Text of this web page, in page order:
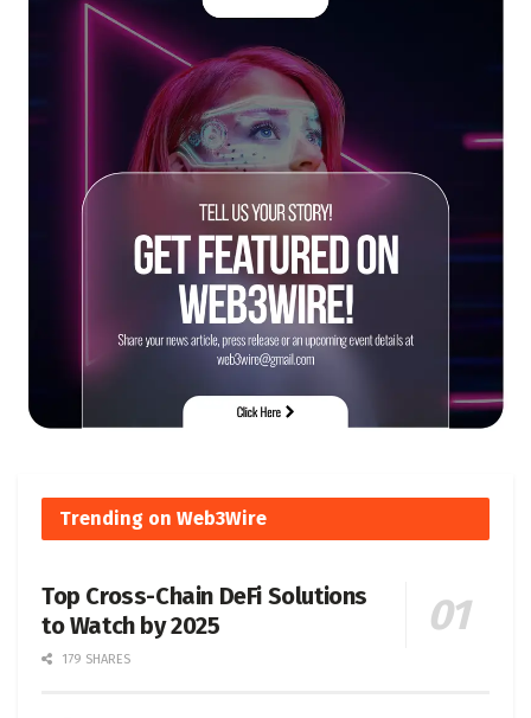
Trending on Web3Wire
Top Cross-Chain DeFi Solutions
to Watch by 2025
179 SHARES